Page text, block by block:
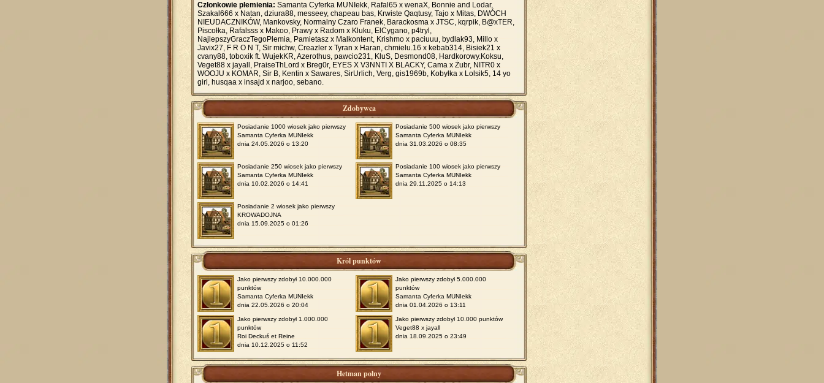
Członkowie plemienia: Samanta Cyferka MUNIekk, Rafal65 x wenaX, Bonnie and Lodar,
Szakal666 x Natan, dziura88, messeey, chapeau bas, Krwiste Qaqtusy, Tajo x Mitas, DWÓCH
NIEUDACZNIKÓW, Mankovsky, Normalny Czaro Franek, Barackosma x JTSC, kqrpik, B@xTER,
Piscołka, Rafalsss x Makoo, Prawy x Radom x Kluku, ElCygano, p4tryl,
NajlepszyGraczTegoPlemia, Pamietasz x Malkontent, Krishmo x paciuuu, bydlak93, Millo x
Javix27, F R O N T, Sir michw, Creazler x Tyran x Haran, chmielu.16 x kebab314, Bisiek21 x
cvany88, toboxik ft. WujekKR, Azerothus, pawcio231, KluS, Desmond08, Hardkorowy.Koksu,
Veget88 x jayall, PraiseThLord x Breg0r, EYES X V3NNTI X BLACKY, Cama x Żubr, NITR0 x
WOOJU x KOMAR, Sir B, Kentin x Sawares, SirUrlich, Verg, gis1969b, Kobyłka x Lolsik5, 14 yo
girl, husqaa x insajd x narjoo, sebano.
Zdobywca
Posiadanie 1000 wiosek jako pierwszy
Samanta Cyferka MUNIekk
dnia 24.05.2026 o 13:20
Posiadanie 500 wiosek jako pierwszy
Samanta Cyferka MUNIekk
dnia 31.03.2026 o 08:35
Posiadanie 250 wiosek jako pierwszy
Samanta Cyferka MUNIekk
dnia 10.02.2026 o 14:41
Posiadanie 100 wiosek jako pierwszy
Samanta Cyferka MUNIekk
dnia 29.11.2025 o 14:13
Posiadanie 2 wiosek jako pierwszy
KROWADOJNA
dnia 15.09.2025 o 01:26
Król punktów
Jako pierwszy zdobył 10.000.000
punktów
Samanta Cyferka MUNIekk
dnia 22.05.2026 o 20:04
Jako pierwszy zdobył 5.000.000
punktów
Samanta Cyferka MUNIekk
dnia 01.04.2026 o 13:11
Jako pierwszy zdobył 1.000.000
punktów
Roi Deckuś et Reine
dnia 10.12.2025 o 11:52
Jako pierwszy zdobył 10.000 punktów
Veget88 x jayall
dnia 18.09.2025 o 23:49
Hetman polny